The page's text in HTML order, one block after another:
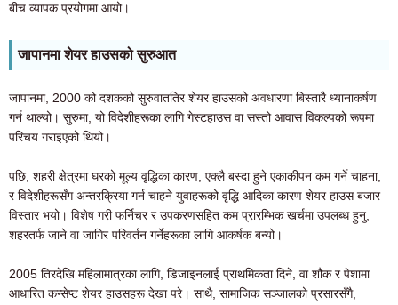
बीच व्यापक प्रयोगमा आयो।
जापानमा शेयर हाउसको सुरुआत
जापानमा, 2000 को दशकको सुरुवाततिर शेयर हाउसको अवधारणा बिस्तारै ध्यानाकर्षण
गर्न थाल्यो। सुरुमा, यो विदेशीहरूका लागि गेस्टहाउस वा सस्तो आवास विकल्पको रूपमा
परिचय गराइएको थियो।
पछि, शहरी क्षेत्रमा घरको मूल्य वृद्धिका कारण, एक्लै बस्दा हुने एकाकीपन कम गर्ने चाहना,
र विदेशीहरूसँग अन्तरक्रिया गर्न चाहने युवाहरूको वृद्धि आदिका कारण शेयर हाउस बजार
विस्तार भयो। विशेष गरी फर्निचर र उपकरणसहित कम प्रारम्भिक खर्चमा उपलब्ध हुनु,
शहरतर्फ जाने वा जागिर परिवर्तन गर्नेहरूका लागि आकर्षक बन्यो।
2005 तिरदेखि महिलामात्रका लागि, डिजाइनलाई प्राथमिकता दिने, वा शौक र पेशामा
आधारित कन्सेप्ट शेयर हाउसहरू देखा परे। साथै, सामाजिक सञ्जालको प्रसारसँगै,